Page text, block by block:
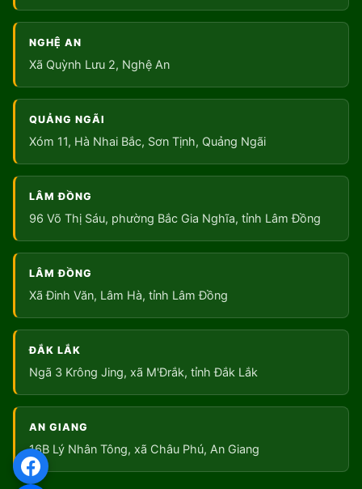
NGHỆ AN
Xã Quỳnh Lưu 2, Nghệ An
QUẢNG NGÃI
Xóm 11, Hà Nhai Bắc, Sơn Tịnh, Quảng Ngãi
LÂM ĐỒNG
96 Võ Thị Sáu, phường Bắc Gia Nghĩa, tỉnh Lâm Đồng
LÂM ĐỒNG
Xã Đinh Văn, Lâm Hà, tỉnh Lâm Đồng
ĐẮK LẮK
Ngã 3 Krông Jing, xã M'Đrắk, tỉnh Đắk Lắk
AN GIANG
16B Lý Nhân Tông, xã Châu Phú, An Giang